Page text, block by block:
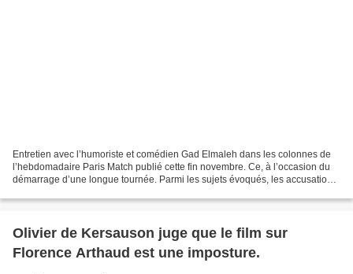
Entretien avec l’humoriste et comédien Gad Elmaleh dans les colonnes de
l’hebdomadaire Paris Match publié cette fin novembre. Ce, à l’occasion du
démarrage d’une longue tournée. Parmi les sujets évoqués, les accusations
Olivier de Kersauson juge que le film sur
Florence Arthaud est une imposture.